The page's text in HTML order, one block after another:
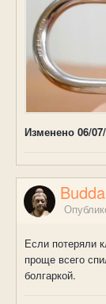
Изменено 06/
Если потеряли
проще всего
болгаркой.